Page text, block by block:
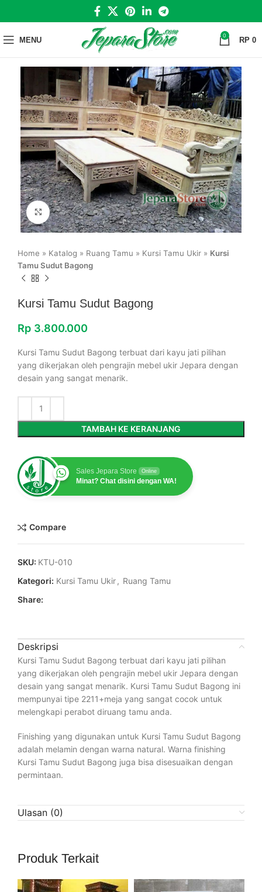
MENU 0 RP 0
Click to enlarge
Home » Katalog » Ruang Tamu » Kursi Tamu Ukir » Kursi
Tamu Sudut Bagong
Kursi Tamu Sudut Bagong
Rp 3.800.000
Kursi Tamu Sudut Bagong terbuat dari kayu jati pilihan
yang dikerjakan oleh pengrajin mebel ukir Jepara dengan
desain yang sangat menarik.
TAMBAH KE KERANJANG
Sales Jepara Store Online
Minat? Chat disini dengan WA!
Compare
SKU: KTU-010
Kategori: Kursi Tamu Ukir, Ruang Tamu
Share:
Deskripsi
Kursi Tamu Sudut Bagong terbuat dari kayu jati pilihan
yang dikerjakan oleh pengrajin mebel ukir Jepara dengan
desain yang sangat menarik. Kursi Tamu Sudut Bagong ini
mempunyai tipe 2211+meja yang sangat cocok untuk
melengkapi perabot diruang tamu anda.
Finishing yang digunakan untuk Kursi Tamu Sudut Bagong
adalah melamin dengan warna natural. Warna finishing
Kursi Tamu Sudut Bagong juga bisa disesuaikan dengan
permintaan.
Ulasan (0)
Produk Terkait